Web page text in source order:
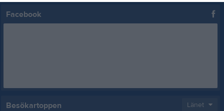
Facebook
Besökartoppen Länet